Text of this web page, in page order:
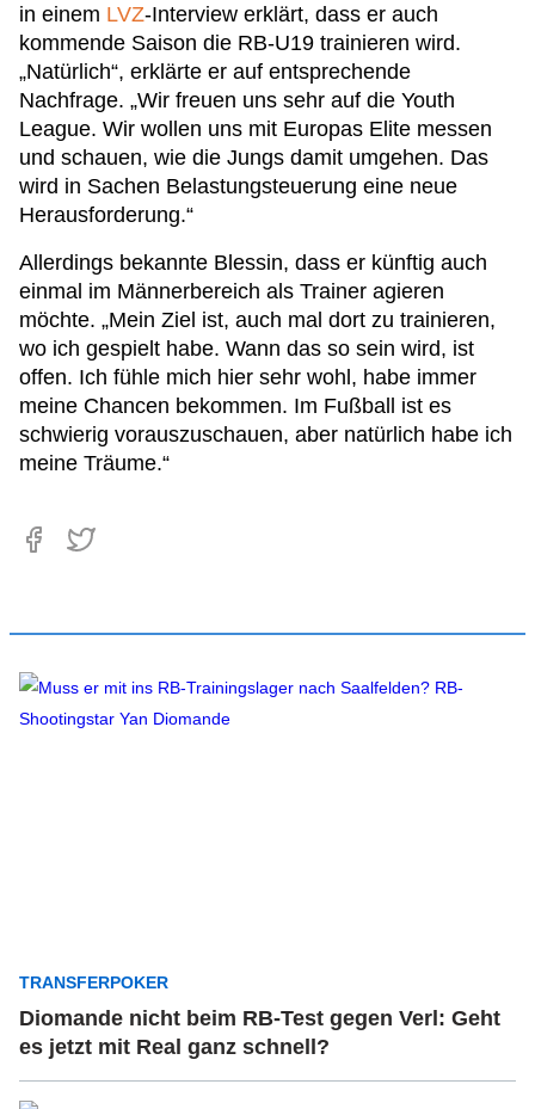
in einem LVZ-Interview erklärt, dass er auch
kommende Saison die RB-U19 trainieren wird.
„Natürlich“, erklärte er auf entsprechende
Nachfrage. „Wir freuen uns sehr auf die Youth
League. Wir wollen uns mit Europas Elite messen
und schauen, wie die Jungs damit umgehen. Das
wird in Sachen Belastungsteuerung eine neue
Herausforderung.“
Allerdings bekannte Blessin, dass er künftig auch
einmal im Männerbereich als Trainer agieren
möchte. „Mein Ziel ist, auch mal dort zu trainieren,
wo ich gespielt habe. Wann das so sein wird, ist
offen. Ich fühle mich hier sehr wohl, habe immer
meine Chancen bekommen. Im Fußball ist es
schwierig vorauszuschauen, aber natürlich habe ich
meine Träume.“
TRANSFERPOKER
Diomande nicht beim RB-Test gegen Verl: Geht
es jetzt mit Real ganz schnell?